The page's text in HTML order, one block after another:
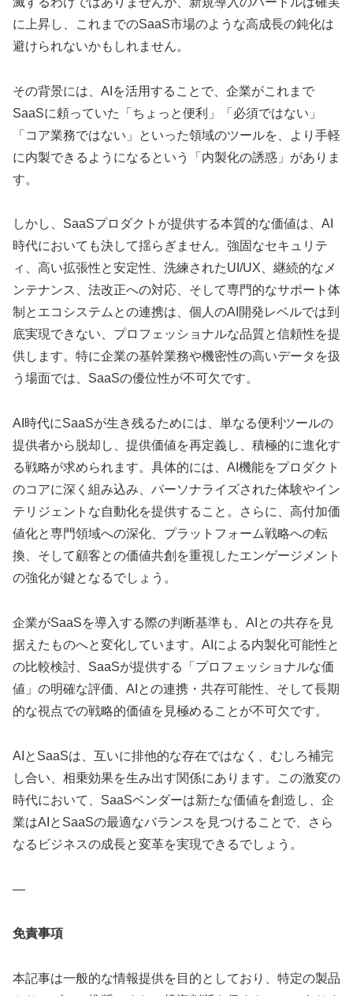
に上昇し、これまでのSaaS市場のような高成長の鈍化は
避けられないかもしれません。
その背景には、AIを活用することで、企業がこれまで
SaaSに頼っていた「ちょっと便利」「必須ではない」
「コア業務ではない」といった領域のツールを、より手軽
に内製できるようになるという「内製化の誘惑」がありま
す。
しかし、SaaSプロダクトが提供する本質的な価値は、AI
時代においても決して揺らぎません。強固なセキュリテ
ィ、高い拡張性と安定性、洗練されたUI/UX、継続的なメ
ンテナンス、法改正への対応、そして専門的なサポート体
制とエコシステムとの連携は、個人のAI開発レベルでは到
底実現できない、プロフェッショナルな品質と信頼性を提
供します。特に企業の基幹業務や機密性の高いデータを扱
う場面では、SaaSの優位性が不可欠です。
AI時代にSaaSが生き残るためには、単なる便利ツールの
提供者から脱却し、提供価値を再定義し、積極的に進化す
る戦略が求められます。具体的には、AI機能をプロダクト
のコアに深く組み込み、パーソナライズされた体験やイン
テリジェントな自動化を提供すること。さらに、高付加価
値化と専門領域への深化、プラットフォーム戦略への転
換、そして顧客との価値共創を重視したエンゲージメント
の強化が鍵となるでしょう。
企業がSaaSを導入する際の判断基準も、AIとの共存を見
据えたものへと変化しています。AIによる内製化可能性と
の比較検討、SaaSが提供する「プロフェッショナルな価
値」の明確な評価、AIとの連携・共存可能性、そして長期
的な視点での戦略的価値を見極めることが不可欠です。
AIとSaaSは、互いに排他的な存在ではなく、むしろ補完
し合い、相乗効果を生み出す関係にあります。この激変の
時代において、SaaSベンダーは新たな価値を創造し、企
業はAIとSaaSの最適なバランスを見つけることで、さら
なるビジネスの成長と変革を実現できるでしょう。
—
免責事項
本記事は一般的な情報提供を目的としており、特定の製品